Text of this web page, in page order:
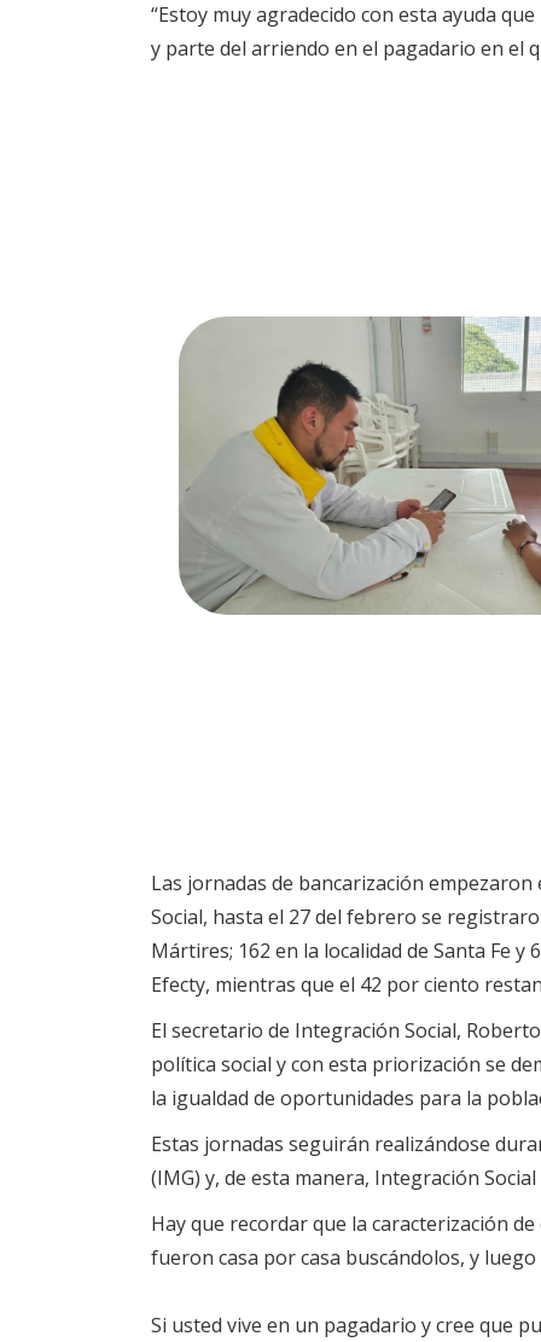
“Estoy muy agradecido con esta ayuda
y parte del arriendo en el pagadario en el
Las jornadas de bancarización
Social, hasta el 27 del febrero se
Mártires; 162 en la localidad de Santa Fe
Efecty, mientras que el 42 por ciento
El secretario de Integración Social,
política social y con esta priorización se
la igualdad de oportunidades para la
Estas jornadas seguirán realizándose
(IMG) y, de esta manera, Integración
Hay que recordar que la caracterización
fueron casa por casa buscándolos, y
Si usted vive en un pagadario y cree que